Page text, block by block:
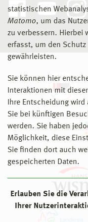
statistischen
Matomo, um das
zu verbessern. Hierbei
erfasst, um den
gewährleisten.
Sie können hier
Interaktionen mit
Ihre Entscheidung
Sie bei künftigen
werden. Sie haben
Möglichkeit, diese
Sie finden dort auch
gespeicherten Daten.
Erlauben Sie die
Ihrer